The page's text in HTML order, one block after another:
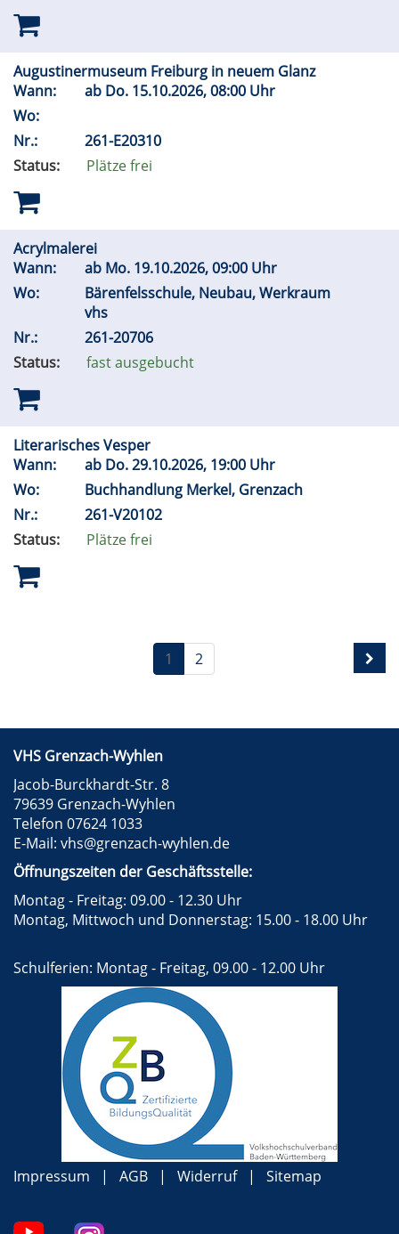
Augustinermuseum Freiburg in neuem Glanz
Wann:
ab Do. 15.10.2026, 08:00 Uhr
Wo:
Nr.:
261-E20310
Status:
Plätze frei
Acrylmalerei
Wann:
ab Mo. 19.10.2026, 09:00 Uhr
Wo:
Bärenfelsschule, Neubau, Werkraum
vhs
Nr.:
261-20706
Status:
fast ausgebucht
Literarisches Vesper
Wann:
ab Do.29.10.2026, 19:00 Uhr
Wo:
Buchhandlung Merkel, Grenzach
Nr.:
261-V20102
Status:
Plätze frei
1 2
VHS Grenzach-Wyhlen
Jacob-Burckhardt-Str. 8
79639 Grenzach-Wyhlen
Telefon 07624 1033
E-Mail: vhs@grenzach-wyhlen.de
Öffnungszeiten der Geschäftsstelle:
Montag - Freitag: 09.00 - 12.30 Uhr
Montag, Mittwoch und Donnerstag: 15.00 - 18.00 Uhr
Schulferien: Montag - Freitag, 09.00 - 12.00 Uhr
Impressum AGB Widerruf Sitemap